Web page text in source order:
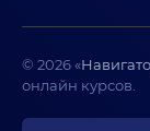
© 2026 «
онлайн курсов.